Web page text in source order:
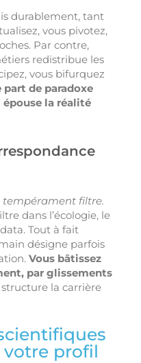
durablement, tant
vous pivotez,
Par contre,
redistribue les
vous bifurquez
part de paradoxe
épouse la réalité
tempérament filtre.
dans l’écologie, le
Tout à fait
désigne parfois
Vous bâtissez
par glissements
la carrière
votre profil